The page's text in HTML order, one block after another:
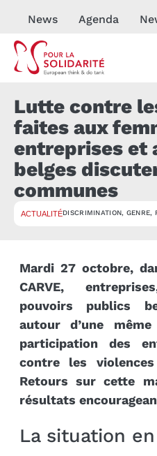
News Agenda
Lutte contre
faites aux
entreprises et
belges
communes
ACTUALITÉDISCRIMINATION, GENRE,
Mardi 27 octobre,
CARVE,
pouvoirs publics
autour d’une
participation des
contre les
Retours sur cette
résultats
La situation